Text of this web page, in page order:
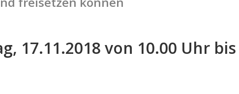
17.11.2018 von 10.00 Uhr